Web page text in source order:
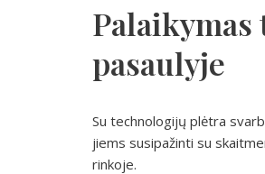
pasaulyje
Su technologijų plėtra
jiems susipažinti su
rinkoje.